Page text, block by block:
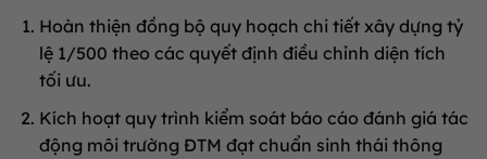
Hoàn thiện đồng bộ quy hoạch chi tiết xây dựng tỷ
lệ 1/500 theo các quyết định điều chỉnh diện tích
tối ưu.
Kích hoạt quy trình kiểm soát báo cáo đánh giá tác
động môi trường ĐTM đạt chuẩn sinh thái thông